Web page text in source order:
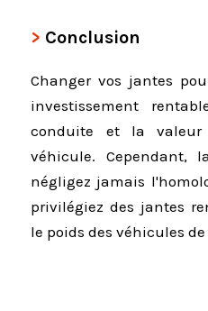
Conclusion
Changer vos jantes
investissement
conduite et la
véhicule. Cependant,
négligez jamais
privilégiez des jantes
le poids des véhicules